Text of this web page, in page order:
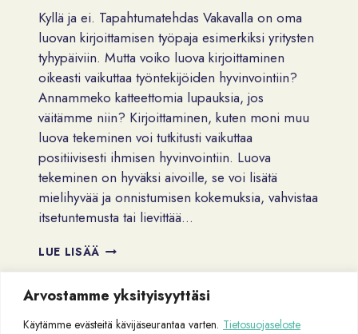
Arvostamme yksityisyyttäsi
Käytämme evästeitä kävijäseurantaa varten. Tietosuojaseloste
Kyllä ja ei. Tapahtumatehdas Vakavalla on oma
luovan kirjoittamisen työpaja esimerkiksi yritysten
tyhypäiviin. Mutta voiko luova kirjoittaminen
oikeasti vaikuttaa työntekijöiden hyvinvointiin?
Annammeko katteettomia lupauksia, jos
väitämme niin? Kirjoittaminen, kuten moni muu
luova tekeminen voi tutkitusti vaikuttaa
positiivisesti ihmisen hyvinvointiin. Luova
tekeminen on hyväksi aivoille, se voi lisätä
mielihyvää ja onnistumisen kokemuksia, vahvistaa
itsetuntemusta tai lievittää…
LUE LISÄÄ VOIKO
LISÄTÄ